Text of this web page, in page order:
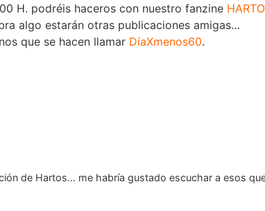
H. podréis haceros con nuestro fanzine
algo estarán otras publicaciones amigas…
que se hacen llamar DíaXmenos60.
de Hartos… me habría gustado escuchar a esos